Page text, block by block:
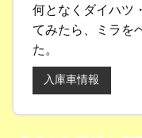
何となくダイハツ
てみたら、ミラを
た。
入庫車情報